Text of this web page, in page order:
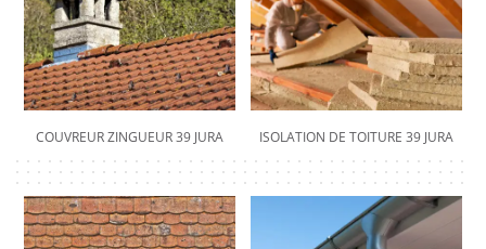
COUVREUR ZINGUEUR 39 JURA ISOLATION DE TOITURE 39 JURA